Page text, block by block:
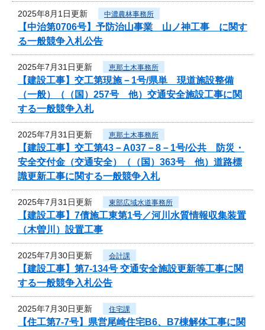
2025年8月1日更新 中濃農林事務所
【中治第0706号】予防治山事業 山ノ神工事 に関す
る一般競争入札公告
2025年7月31日更新 恵那土木事務所
【建設工事】交工第現施－1号/県単 現道施設整備
（一般）（（国）257号 他）交通安全施設工事に関
する一般競争入札
2025年7月31日更新 恵那土木事務所
【建設工事】交工第43－A037－8－1号/公共 防災・
安全交付金（交通安全）（（国）363号 他）道路標
識更新工事に関する一般競争入札
2025年7月31日更新 東部広域水道事務所
【建設工事】7債施工東第1号／河川水質情報収集装置
（木曽川）設置工事
2025年7月30日更新 会計課
【建設工事】第7-134号 交通安全施設更新等工事に関
する一般競争入札公告
2025年7月30日更新 住宅課
【住工第7-7号】県営尾崎住宅B6、B7棟解体工事に関